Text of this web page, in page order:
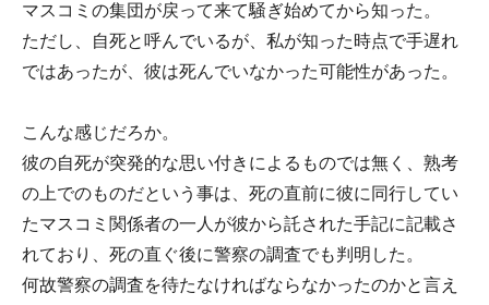
マスコミの集団が戻って来て騒ぎ始めてから知った。
ただし、自死と呼んでいるが、私が知った時点で手遅れ
ではあったが、彼は死んでいなかった可能性があった。
こんな感じだろか。
彼の自死が突発的な思い付きによるものでは無く、熟考
の上でのものだという事は、死の直前に彼に同行してい
たマスコミ関係者の一人が彼から託された手記に記載さ
れており、死の直ぐ後に警察の調査でも判明した。
何故警察の調査を待たなければならなかったのかと言え